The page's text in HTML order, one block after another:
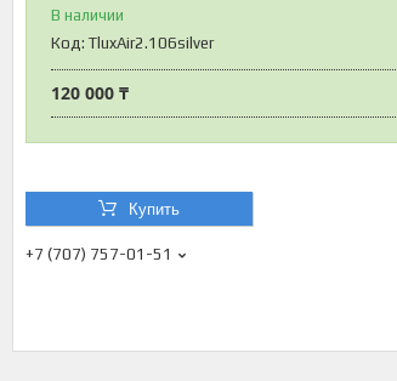
В наличии
Код: TluxAir2.106silver
120 000 ₸
Купить
+7 (707) 757-01-51